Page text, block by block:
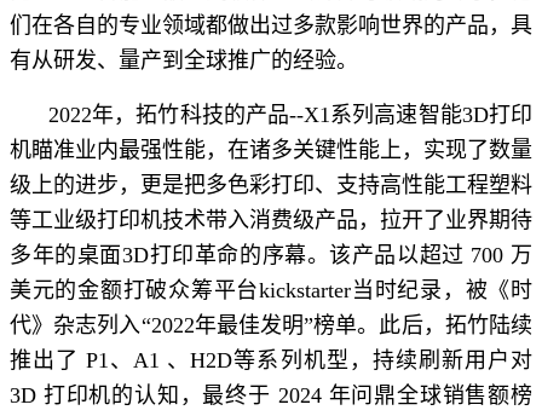
们在各自的专业领域都做出过多款影响世界的产品，具
有从研发、量产到全球推广的经验。
2022年，拓竹科技的产品--X1系列高速智能3D打印
机瞄准业内最强性能，在诸多关键性能上，实现了数量
级上的进步，更是把多色彩打印、支持高性能工程塑料
等工业级打印机技术带入消费级产品，拉开了业界期待
多年的桌面3D打印革命的序幕。该产品以超过 700 万
美元的金额打破众筹平台kickstarter当时纪录，被《时
代》杂志列入“2022年最佳发明”榜单。此后，拓竹陆续
推出了 P1、A1 、H2D等系列机型，持续刷新用户对
3D 打印机的认知，最终于 2024 年问鼎全球销售额榜